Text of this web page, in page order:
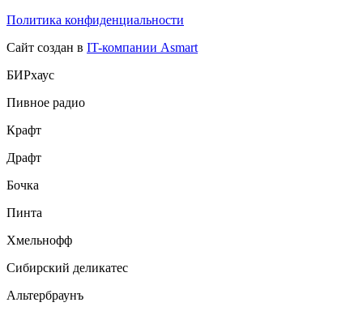
Политика конфиденциальности
Сайт создан в IT-компании Asmart
БИРхаус
Пивное радио
Крафт
Драфт
Бочка
Пинта
Хмельнофф
Сибирский деликатес
Альтербраунъ